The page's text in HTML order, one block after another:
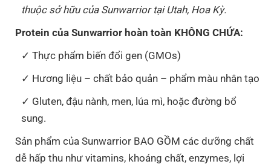
thuộc sở hữu của Sunwarrior tại Utah, Hoa Kỳ.
Protein của Sunwarrior hoàn toàn KHÔNG CHỨA:
Thực phẩm biến đổi gen (GMOs)
Hương liệu – chất bảo quản – phẩm màu nhân tạo
Gluten, đậu nành, men, lúa mì, hoặc đường bổ
sung.
Sản phẩm của Sunwarrior BAO GỒM các dưỡng chất
dễ hấp thu như vitamins, khoáng chất, enzymes, lợi